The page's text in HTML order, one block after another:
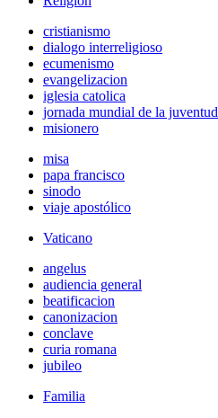
cristianismo
dialogo interreligioso
ecumenismo
evangelizacion
iglesia catolica
jornada mundial de la juventud
misionero
misa
papa francisco
sinodo
viaje apostólico
Vaticano
angelus
audiencia general
beatificacion
canonizacion
conclave
curia romana
jubileo
Familia